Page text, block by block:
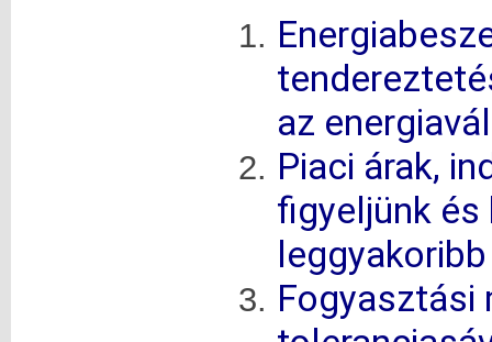
az
Piaci árak,
figyeljünk és
Fogyasztási